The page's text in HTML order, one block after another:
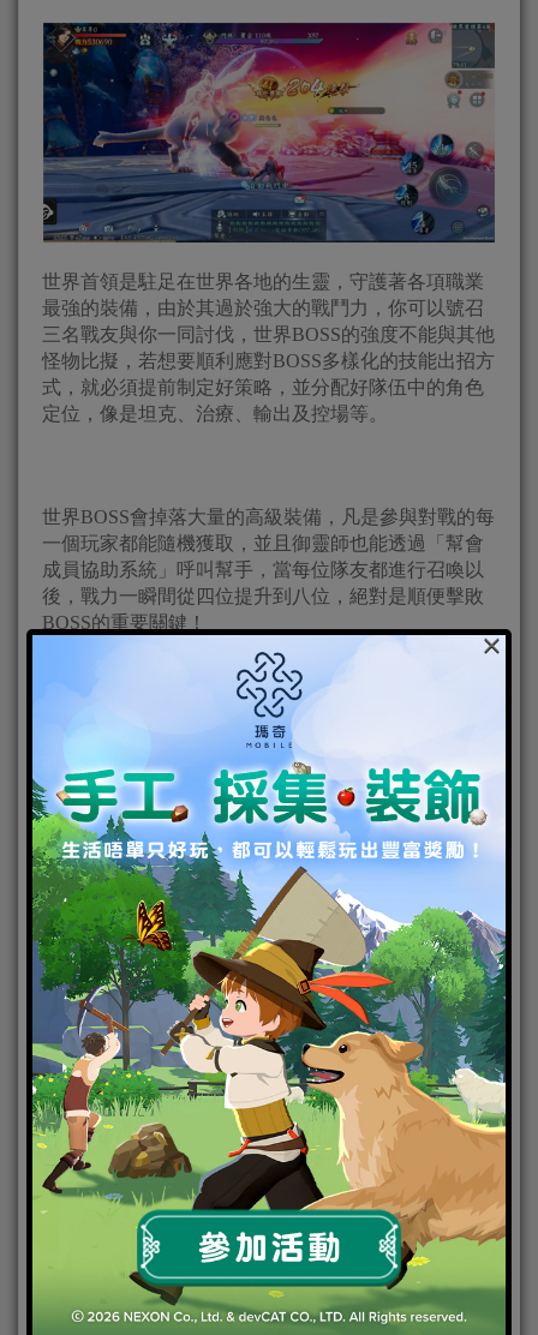
世界首領是駐足在世界各地的生靈，守護著各項職業
最強的裝備，由於其過於強大的戰鬥力，你可以號召
三名戰友與你一同討伐，世界BOSS的強度不能與其他
怪物比擬，若想要順利應對BOSS多樣化的技能出招方
式，就必須提前制定好策略，並分配好隊伍中的角色
定位，像是坦克、治療、輸出及控場等。
世界BOSS會掉落大量的高級裝備，凡是參與對戰的每
一個玩家都能隨機獲取，並且御靈師也能透過「幫會
成員協助系統」呼叫幫手，當每位隊友都進行召喚以
後，戰力一瞬間從四位提升到八位，絕對是順便擊敗
BOSS的重要關鍵！
裝備即賣即得】
在以上三大打裝聖地—心魔幻境、雲海秘境、世界首
領，有時候會獲得非自身職業、或是等級不夠高的裝
備，考量到手遊玩家的時間有限，除了保留最常見的
拍賣擺攤系統之外，《九州幻想M》推出商會功能，
讓御靈師可以向遊戲官方進行即時買賣，透過販賣裝
備取得元寶，也可以用元寶在商會中取得裝備，元寶
除了可以購買這些裝備外，也是商城裡的重要貨幣，
可以購買坐騎、戰靈，甚至還有多種稀有材料跟技能
書等，為的就是增加御靈師的便利性！讓大家自給自
足！
iPad Air 4 加碼抽獎活動將於 11月24日23點59分截止，
×